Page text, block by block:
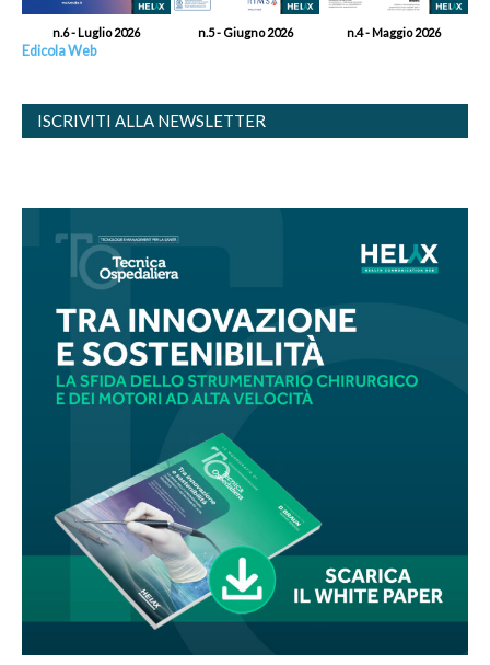
n.6 - Luglio 2026 n.5 - Giugno 2026 n.4 - Maggio 2026
Edicola Web
ISCRIVITI ALLA NEWSLETTER